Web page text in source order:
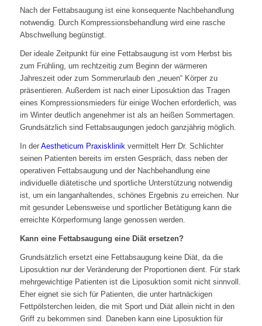
Nach der Fettabsaugung ist eine konsequente Nachbehandlung
notwendig. Durch Kompressionsbehandlung wird eine rasche
Abschwellung begünstigt.
Der ideale Zeitpunkt für eine Fettabsaugung ist vom Herbst bis
zum Frühling, um rechtzeitig zum Beginn der wärmeren
Jahreszeit oder zum Sommerurlaub den „neuen“ Körper zu
präsentieren. Außerdem ist nach einer Liposuktion das Tragen
eines Kompressionsmieders für einige Wochen erforderlich, was
im Winter deutlich angenehmer ist als an heißen Sommertagen.
Grundsätzlich sind Fettabsaugungen jedoch ganzjährig möglich.
In der Aestheticum Praxisklinikvermittelt Herr Dr. Schlichter
seinen Patienten bereits im ersten Gespräch, dass neben der
operativen Fettabsaugung und der Nachbehandlung eine
individuelle diätetische und sportliche Unterstützung notwendig
ist, um ein langanhaltendes, schönes Ergebnis zu erreichen. Nur
mit gesunder Lebensweise und sportlicher Betätigung kann die
erreichte Körperformung lange genossen werden.
Kann eine Fettabsaugung eine Diät ersetzen?
Grundsätzlich ersetzt eine Fettabsaugung keine Diät, da die
Liposuktion nur der Veränderung der Proportionen dient. Für stark
mehrgewichtige Patienten ist die Liposuktion somit nicht sinnvoll.
Eher eignet sie sich für Patienten, die unter hartnäckigen
Fettpölsterchen leiden, die mit Sport und Diät allein nicht in den
Griff zu bekommen sind. Daneben kann eine Liposuktion für